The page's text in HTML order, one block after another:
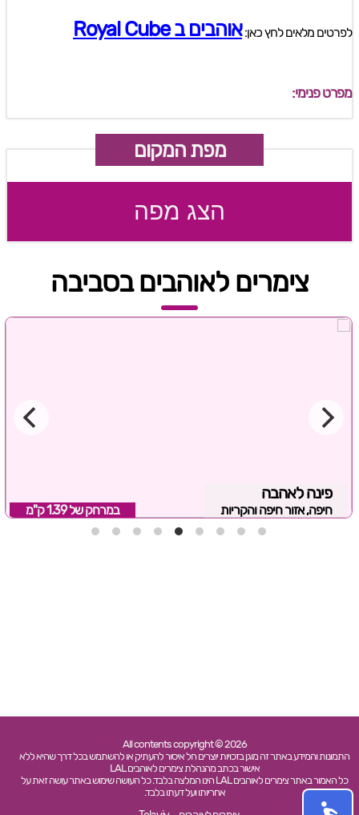
לפרטים מלאים לחץ כאן:אוהבים ב Royal Cube
מפרט פנימי:
מפת המקום
הצג מפה
צימרים לאוהבים בסביבה
פינה לאהבה
חיפה, אזור חיפה והקריות במרחק של1.39 ק"מ
All contents copyright © 2026
התמונות והמידע באתר זה מוגן בזכויות יוצרים חל איסור להעתיק או להשתמש בכל דרך שהיא ללא
אישור בכתב מהנהלת צימרים לאוהבים LAL
כל האמור באתר צימרים לאוהבים LAL הינו המלצה בלבד. כל העושה שימוש באתר עושה זאת על
אחריותו ועל דעתו בלבד.